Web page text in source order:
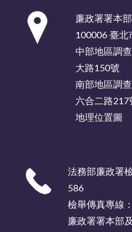
廉政署署本
100006 臺北
中部地區調
大路150號
南部地區調
六合二路217
地理位置圖
法務部廉政署
586
檢舉傳真專線
廉政署署本部